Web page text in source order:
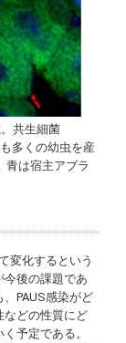
共生細菌
多くの幼虫を産
青は宿主アブラ
変化するという
今後の課題であ
PAUS感染がど
などの性質にど
予定である。